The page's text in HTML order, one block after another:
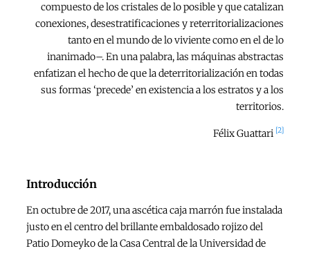
compuesto de los cristales de lo posible y que catalizan
conexiones, desestratificaciones y reterritorializaciones
tanto en el mundo de lo viviente como en el de lo
inanimado–. En una palabra, las máquinas abstractas
enfatizan el hecho de que la deterritorialización en todas
sus formas ‘precede’ en existencia a los estratos y a los
territorios.
Félix Guattari [2]
Introducción
En octubre de 2017, una ascética caja marrón fue instalada
justo en el centro del brillante embaldosado rojizo del
Patio Domeyko de la Casa Central de la Universidad de